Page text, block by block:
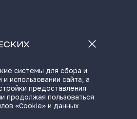
системы для сбора и
использовании сайта, а
предоставления
продолжая пользоваться
«Cookie» и данных